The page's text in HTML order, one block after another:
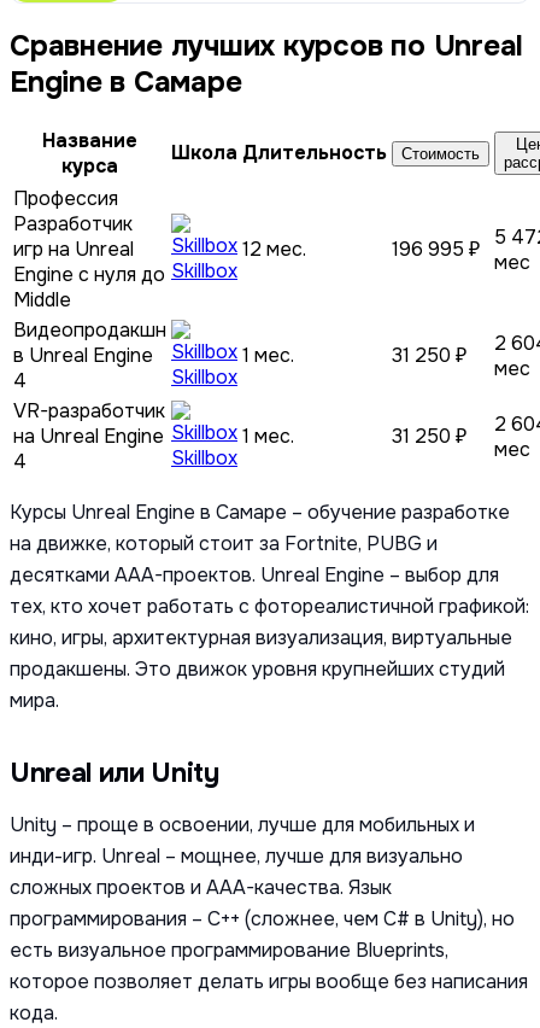
Сравнение лучших курсов по Unreal
Engine в Самаре
Название
курса
Школа Длительность Стоимость
Профессия
Разработчик
игр на Unreal
Engine с нуля до
Middle
Skillbox
12 мес. 196 995 ₽
5
мес
Видеопродакшн
в Unreal Engine
4
Skillbox
1 мес. 31 250 ₽
2
мес
VR-разработчик
на Unreal Engine
4
Skillbox
1 мес. 31 250 ₽
2
мес
Курсы Unreal Engine в Самаре – обучение разработке
на движке, который стоит за Fortnite, PUBG и
десятками AAA-проектов. Unreal Engine – выбор для
тех, кто хочет работать с фотореалистичной графикой:
кино, игры, архитектурная визуализация, виртуальные
продакшены. Это движок уровня крупнейших студий
мира.
Unreal или Unity
Unity – проще в освоении, лучше для мобильных и
инди-игр. Unreal – мощнее, лучше для визуально
сложных проектов и AAA-качества. Язык
программирования – C++ (сложнее, чем C# в Unity), но
есть визуальное программирование Blueprints,
которое позволяет делать игры вообще без написания
кода.